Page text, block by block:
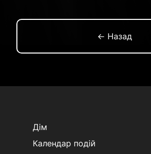
← Назад
Дім
Календар подій